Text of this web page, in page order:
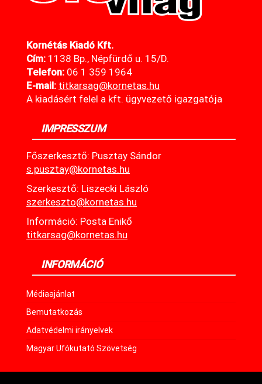
Kornétás Kiadó Kft.
Cím: 1138 Bp., Népfürdő u. 15/D.
Telefon: 06 1 359 1964
E-mail: titkarsag@kornetas.hu
A kiadásért felel a kft. ügyvezető igazgatója
IMPRESSZUM
Főszerkesztő: Pusztay Sándor
s.pusztay@kornetas.hu
Szerkesztő: Liszecki László
szerkeszto@kornetas.hu
Információ: Posta Enikő
titkarsag@kornetas.hu
INFORMÁCIÓ
Médiaajánlat
Bemutatkozás
Adatvédelmi irányelvek
Magyar Ufókutató Szövetség